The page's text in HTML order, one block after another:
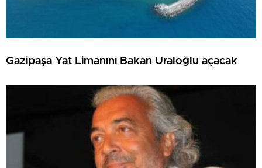
Gazipaşa Yat Limanını Bakan Uraloğlu açacak